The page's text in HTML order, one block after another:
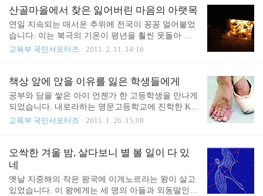
어려운 여건의 대학생들을 지원하고 더 많은 학생들
에게 등록금에 대한 부담을 완화시켜 주기 위해 든든
학자금, 일반상환학자금, 농촌출신대학생학자금융자
등 ..
미가 없는 누나는 과자봉지를 뜯어 봉투를 휙 던져버
리고 어린 동생은 휴지통을 뒤적이며 행복한 미소를
짓습니다. '될성 부른 나무는 떡잎부터 알아본다' 는
누나는 약 17년 전의 제 모습, 행복한 표정으로 휴지
별다른 사교육없이 초등학교·중학교 시절 교내 시험
에서 전과목을 모두 만점 받아오는 올백 괴물이었던
동생은 강원과학고등학교를 진학한 후 2년 뒤 ..
산골마을에서 찾은 잃어버린 마음의 아랫목
연일 지속되는 매서운 추위에 전국이 꽁꽁 얼어붙었
습니다. 이는 북극의 기온이 평년을 훨씬 웃돌아 차
가운 공기가 중위도까지 내려와 생겨난 현상이라고
하고 있습니다. 서둘러 귀가하고 보일러를 아무리 가
동해도, 채워지지 않는 온기. 기나긴 겨울 밤이 한없
이 길게 느껴지는 이유는 무엇일까요? '추위는 추위
전무장을 한 저는 강원도 어느 특별한 산골마을을 찾
너와지붕. 그 지붕 아래 백여명 남짓의 주민들이 오
손도손 모여 꿈을 품고 살고 있는 바로 강원도 삼척
의 신리 너와마을 입니다. '너와지붕'은 초등학교 시
절 ..
교육부 국민서포터즈 2011. 2. 11. 14:16
책상 앞에 앉을 이유를 잃은 학생들에게
공부와 담을 쌓은 아이 언젠가 한 고등학생을 만나게
되었습니다. 내로라하는 명문고등학교에 진학한 K군
(18)이 제가 만난 그 학생입니다. 부모님은 두 분 모
적으로 그토록 갈망하던 소위 명문고등학교에 진학
을 하였습니다. 하지만 이 학생은 명문고 진학만이
인생의 목표였기에 고등학교 입학 후 차츰 공부에 흥
미를 잃게 되었고, 급기야 늦은 사춘기를 맞아 겉잡
교육부 국민서포터즈 2011. 1. 26. 15:08
오싹한 겨울 밤, 살다보니 별 볼 일이 다 있
네
옛날 지중해의 작은 왕국에 이게노르라는 왕이 살고
있었습니다. 이 왕에게는 세 명의 아들과 외동딸인